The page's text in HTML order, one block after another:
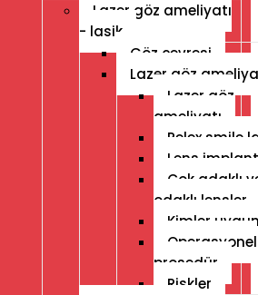
Lazer göz ameliyatı
- lasik
Göz çevresi
Lazer göz
Lazer göz
ameliyatı
Relex smile
Lens
Çok adaklı
odaklı lensler
Kimler
Operasyonel
prosedür
Riskler